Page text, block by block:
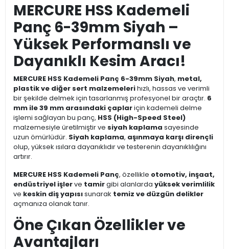
MERCURE HSS Kademeli
Panç 6-39mm Siyah –
Yüksek Performanslı ve
Dayanıklı Kesim Aracı!
MERCURE HSS Kademeli Panç 6-39mm Siyah, metal,
plastik ve diğer sert malzemelerihızlı, hassas ve verimli
bir şekilde delmek için tasarlanmış profesyonel bir araçtır. 6
mm ile 39 mm arasındaki çaplariçin kademeli delme
işlemi sağlayan bu panç, HSS (High-Speed Steel)
malzemesiyle üretilmiştir ve siyah kaplama sayesinde
uzun ömürlüdür. Siyah kaplama, aşınmaya karşı dirençli
olup, yüksek ısılara dayanıklıdır ve testerenin dayanıklılığını
artırır.
MERCURE HSS Kademeli Panç, özellikle otomotiv, inşaat,
endüstriyel işlerve tamirgibi alanlarda yüksek verimlilik
ve keskin diş yapısısunarak temiz ve düzgün delikler
açmanıza olanak tanır.
Öne Çıkan Özellikler ve
Avantajları